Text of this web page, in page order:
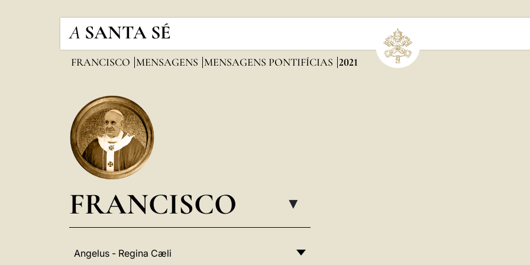
A SANTA SÉ
FRANCISCO MENSAGENS MENSAGENS PONTIFÍCIAS 2021
FRANCISCO ▸
Angelus - Regina Cæli